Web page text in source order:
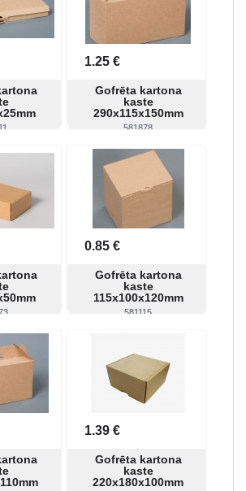
Pirkt
1.25 €
Gofrēta kartona
kaste
290x115x150mm
581878
Skatīt Pirkt
Pirkt
0.85 €
Gofrēta kartona
kaste
115x100x120mm
581115
1.39 €
Gofrēta kartona
kaste
220x180x100mm